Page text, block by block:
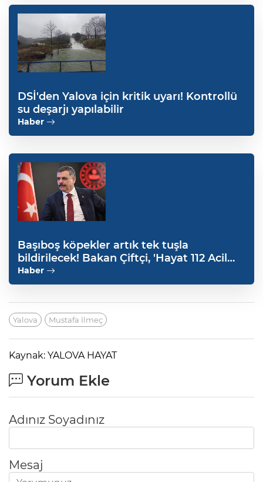
DSİ'den Yalova için kritik uyarı! Kontrollü
su deşarjı yapılabilir
Haber
Başıboş köpekler artık tek tuşla
bildirilecek! Bakan Çiftçi, 'Hayat 112 Acil
Mobil' uygulamasını duyurdu
Haber
Yalova Mustafa İlmeç
Kaynak: YALOVA HAYAT
Yorum Ekle
Adınız Soyadınız
Mesaj